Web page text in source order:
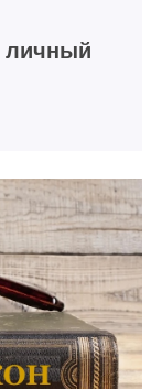
личный